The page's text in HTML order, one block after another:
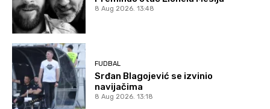
8 Aug 2026. 13:48
FUDBAL
Srđan Blagojević se izvinio
navijačima
8 Aug 2026. 13:18